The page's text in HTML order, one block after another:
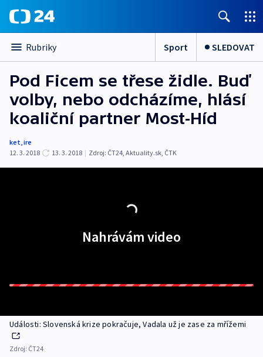
Rubriky Sport SLEDOVAT
Pod Ficem se třese židle. Buď
volby, nebo odcházíme, hlásí
koaliční partner Most-Híd
ket,ire
12. 3. 2018
13. 3. 2018 | Zdroj: ČT24, Aktuality.sk, ČTK
Nahrávám video
Události: Slovenská krize pokračuje, Vadala už je zase za mřížemi
Zdroj: ČT24